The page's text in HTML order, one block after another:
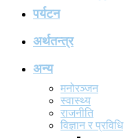
पर्यटन
अर्थतन्त्र
अन्य
मनोरञ्जन
स्वास्थ्य
राजनीति
विज्ञान र प्रविधि